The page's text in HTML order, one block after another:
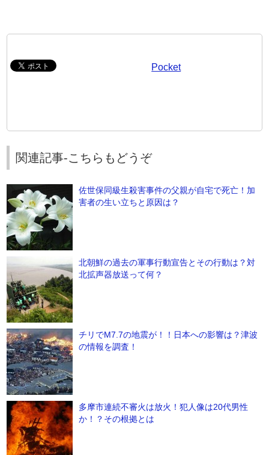
Pocket
関連記事-こちらもどうぞ
佐世保同級生殺害事件の父親が自宅で死亡！加
害者の生い立ちと原因は？
北朝鮮の過去の軍事行動宣告とその行動は？対
北拡声器放送って何？
チリでM7.7の地震が！！日本への影響は？津波
の情報を調査！
多摩市連続不審火は放火！犯人像は20代男性
か！？その根拠とは